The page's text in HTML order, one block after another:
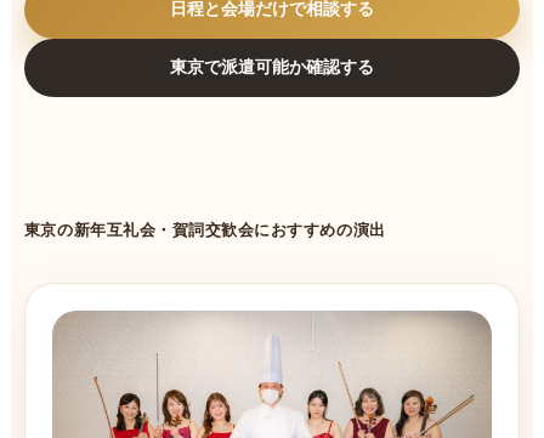
日程と会場だけで相談する
東京で派遣可能か確認する
東京の新年互礼会・賀詞交歓会におすすめの演出